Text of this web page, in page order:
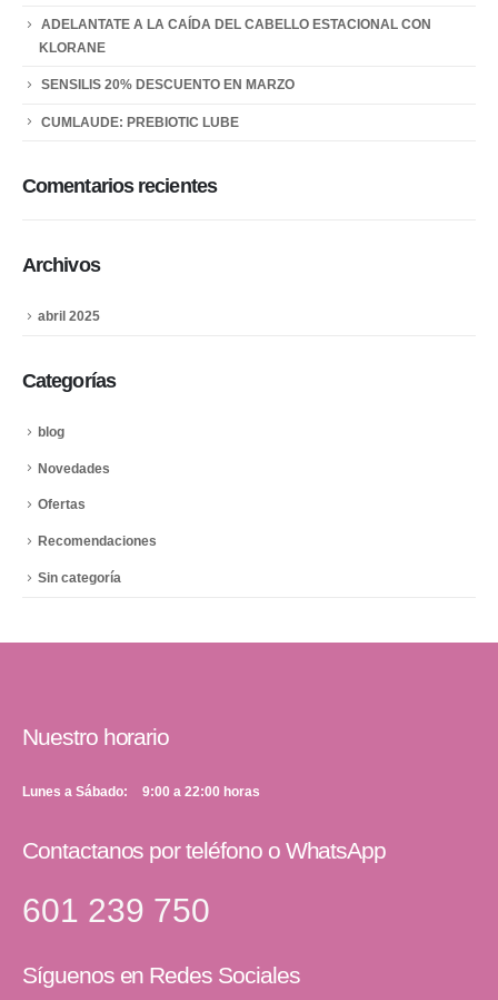
ADELANTATE A LA CAÍDA DEL CABELLO ESTACIONAL CON
KLORANE
SENSILIS 20% DESCUENTO EN MARZO
CUMLAUDE: PREBIOTIC LUBE
Comentarios recientes
Archivos
abril 2025
Categorías
blog
Novedades
Ofertas
Recomendaciones
Sin categoría
Nuestro horario
Lunes a Sábado 9:00 a 22:00 horas
Contactanos por teléfono o WhatsApp
601 239 750
Síguenos en Redes Sociales